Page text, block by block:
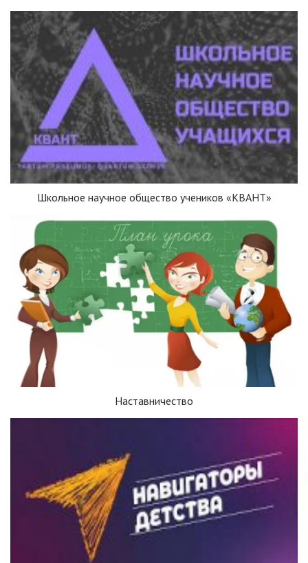
Школьное научное общество учеников «КВАНТ»
Наставничество